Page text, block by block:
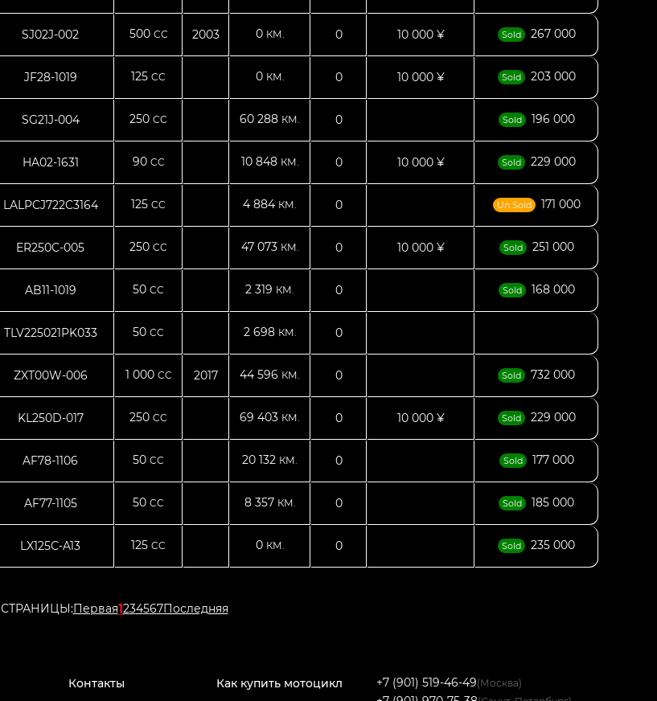
SJ02J-002 500 CC 2003 0 КМ. 0 10 000 ¥ Sold 267 000
JF28-1019 125 CC 0 КМ. 0 10 000 ¥ Sold 203 000
SG21J-004 250 CC 60 288 КМ. 0 Sold 196 000
HA02-1631 90 CC 10 848 КМ. 0 10 000 ¥ Sold 229 000
LALPCJ722C3164 125 CC 4 884 КМ. 0 Un Sold 171 000
ER250C-005 250 CC 47 073 КМ. 0 10 000 ¥ Sold 251 000
AB11-1019 50 CC 2 319 КМ. 0 Sold 168 000
TLV225021PK033 50 CC 2 698 КМ. 0
ZXT00W-006 1 000 CC 2017 44 596 КМ. 0 Sold 732 000
KL250D-017 250 CC 69 403 КМ. 0 10 000 ¥ Sold 229 000
AF78-1106 50 CC 20 132 КМ. 0 Sold 177 000
AF77-1105 50 CC 8 357 КМ. 0 Sold 185 000
LX125C-A13 125 CC 0 КМ. 0 Sold 235 000
СТРАНИЦЫ:Первая1234567Последняя
Контакты Как купить мотоцикл +7 (901) 519-46-49(Москва)